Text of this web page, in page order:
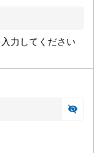
力してください